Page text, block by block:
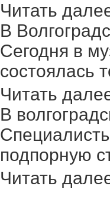
Читать
В
Сегодня в
состоялась
Читать
В
подпорную
Читать